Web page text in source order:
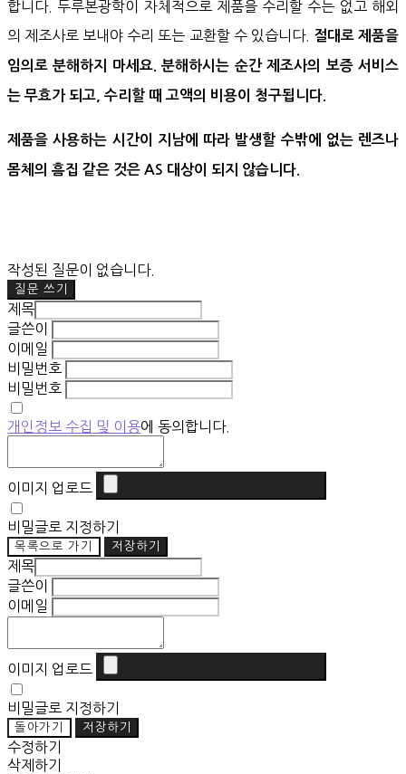
합니다. 두루본광학이 자체적으로 제품을 수리할 수는 없고 해외
의 제조사로 보내야 수리 또는 교환할 수 있습니다. 절대로 제품을
임의로 분해하지 마세요. 분해하시는 순간 제조사의 보증 서비스
는 무효가 되고, 수리할 때 고액의 비용이 청구됩니다.
제품을 사용하는 시간이 지남에 따라 발생할 수밖에 없는 렌즈나
몸체의 흠집 같은 것은 AS 대상이 되지 않습니다.
작성된 질문이 없습니다.
질문 쓰기
제목
글쓴이
이메일
비밀번호
비밀번호
개인정보 수집 및 이용에 동의합니다.
이미지 업로드
비밀글로 지정하기
목록으로 가기 저장하기
제목
글쓴이
이메일
이미지 업로드
비밀글로 지정하기
돌아가기 저장하기
수정하기
삭제하기